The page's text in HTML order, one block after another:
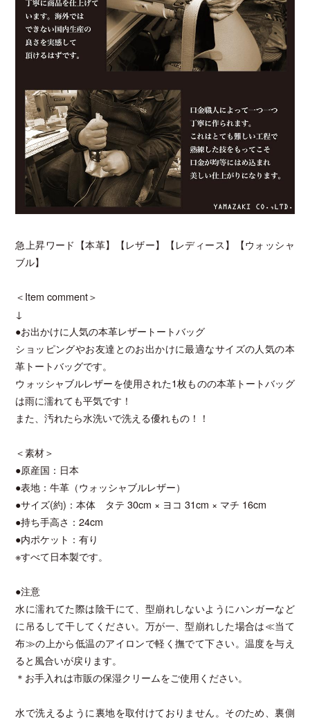
急上昇ワード【本革】【レザー】【レディース】【ウォッシャ
ブル】
＜Item comment＞
↓
●お出かけに人気の本革レザートートバッグ
ショッピングやお友達とのお出かけに最適なサイズの人気の本
革トートバッグです。
ウォッシャブルレザーを使用された1枚ものの本革トートバッグ
は雨に濡れても平気です！
また、汚れたら水洗いで洗える優れもの！！
＜素材＞
●原産国：日本
●表地：牛革（ウォッシャブルレザー）
●サイズ(約)：本体 タテ 30cm × ヨコ 31cm × マチ 16cm
●持ち手高さ：24cm
●内ポケット：有り
※すべて日本製です。
●注意
水に濡れてた際は陰干にて、型崩れしないようにハンガーなど
に吊るして干してください。万が一、型崩れした場合は≪当て
布≫の上から低温のアイロンで軽く撫でて下さい。温度を与え
ると風合いが戻ります。
＊お手入れは市販の保湿クリームをご使用ください。
水で洗えるように裏地を取付けておりません。そのため、裏側